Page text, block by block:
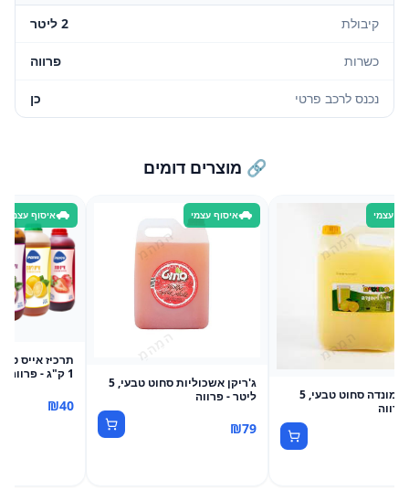
קיבולת 2 ליטר
כשרות פרווה
נכנס לרכב פרטי כן
🔗 מוצרים דומים
עצמי
ג'ריקן לימונדה סחוט טבעי, 5
איסוף עצמי
ג'ריקן אשכוליות סחוט טבעי, 5
ליטר - פרווה
₪79
איסוף עצמי
תרכיז אייס
1 ק"ג - פרווה
₪40